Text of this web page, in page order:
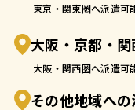
東京・関東圏へ派遣可
大阪・京都・
大阪・関西圏へ派遣可
その他地域へ